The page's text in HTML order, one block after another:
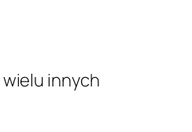
innych